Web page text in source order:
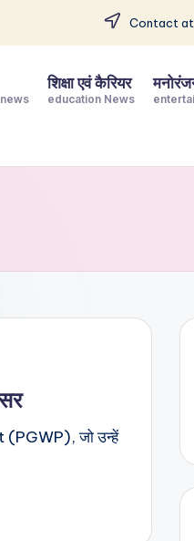
Contact at
शिक्षा एवं कैरियर
education News
(PGWP), जो उन्हें